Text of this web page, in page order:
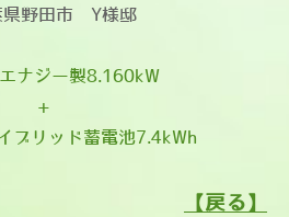
県野田市 Y様邸
ナジー製8.160kW
+
ブリッド蓄電池7.4kWh
【戻る】